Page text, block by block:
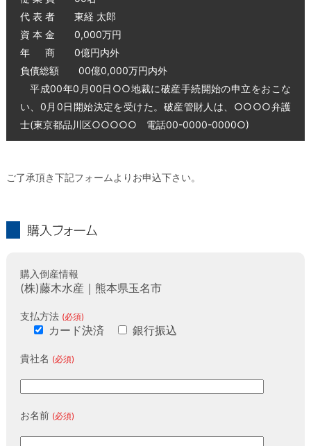
代 表 者 東経 太郎
資 本 金 0,000万円
年 商 0億円内外
負債総額 00億0,000万円内外
平成00年0月00日○○地裁に破産手続開始の申立をおこな
い、0月0日開始決定を受けた。破産管財人は、○○○○弁護
士(東京都品川区○○○○○ 電話00-0000-0000○)
ご了承頂き下記フォームよりお申込下さい。
購入倒産情報
(株)藤木水産｜熊本県玉名市
支払方法 (必須)
カード決済 銀行振込
貴社名 (必須)
お名前 (必須)